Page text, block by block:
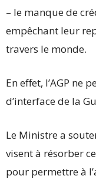
– le manque de
empêchant leur
travers le monde.
En effet, l’AGP ne
d’interface de la
Le Ministre a
visent à résorber
pour permettre à